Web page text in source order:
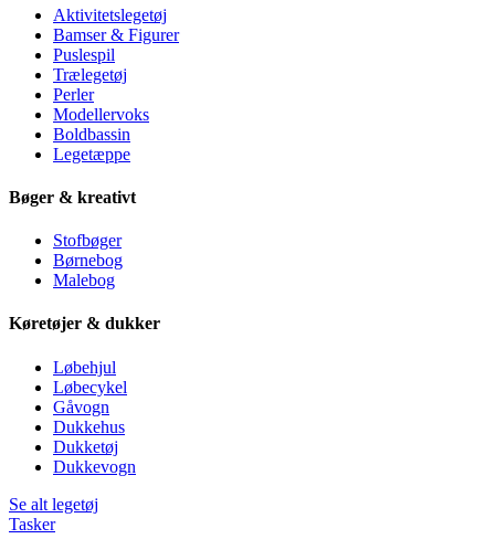
Aktivitetslegetøj
Bamser & Figurer
Puslespil
Trælegetøj
Perler
Modellervoks
Boldbassin
Legetæppe
Bøger & kreativt
Stofbøger
Børnebog
Malebog
Køretøjer & dukker
Løbehjul
Løbecykel
Gåvogn
Dukkehus
Dukketøj
Dukkevogn
Se alt legetøj
Tasker